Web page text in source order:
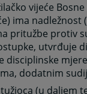
vijeće
ima nadležnost
pritužbe protiv
utvrđuje
disciplinske
dodatnim
(u daljem